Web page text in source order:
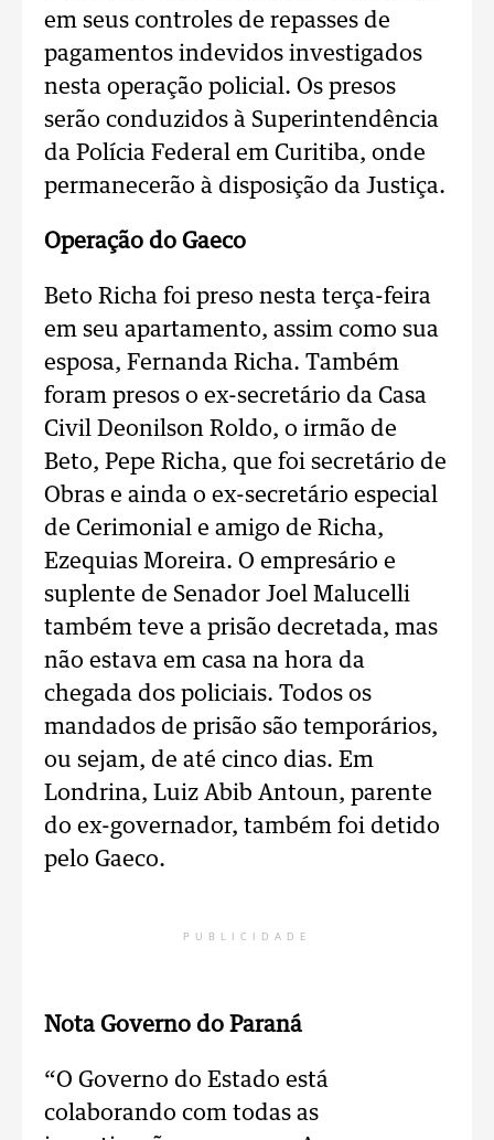
em seus controles de repasses de
pagamentos indevidos investigados
nesta operação policial. Os presos
serão conduzidos à Superintendência
da Polícia Federal em Curitiba, onde
permanecerão à disposição da Justiça.
Operação do Gaeco
Beto Richa foi preso nesta terça-feira
em seu apartamento, assim como sua
esposa, Fernanda Richa. Também
foram presos o ex-secretário da Casa
Civil Deonilson Roldo, o irmão de
Beto, Pepe Richa, que foi secretário de
Obras e ainda o ex-secretário especial
de Cerimonial e amigo de Richa,
Ezequias Moreira. O empresário e
suplente de Senador Joel Malucelli
também teve a prisão decretada, mas
não estava em casa na hora da
chegada dos policiais. Todos os
mandados de prisão são temporários,
ou sejam, de até cinco dias. Em
Londrina, Luiz Abib Antoun, parente
do ex-governador, também foi detido
pelo Gaeco.
PUBLICIDADE
Nota Governo do Paraná
“O Governo do Estado está
colaborando com todas as